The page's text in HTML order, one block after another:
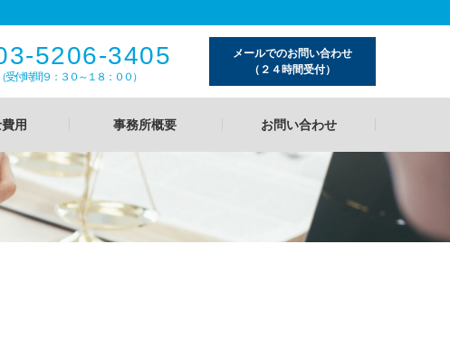
5206-3405
（受付時間９：３０～１８：００）
メールでのお問い合わせ
（２４時間受付）
用 事務所概要 お問い合わせ